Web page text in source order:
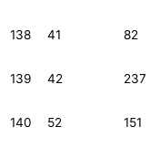
138 41 82
139 42 237
140 52 151